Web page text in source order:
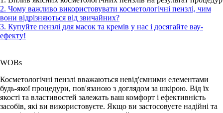
2. Чому важливо використовувати косметологічні пензлі, чим
вони відрізняються від звичайних?
3. Купуйте пензлі для масок та кремів у нас і досягайте вау-
ефекту!
WOBs
Косметологічні пензлі вважаються невід'ємними елементами
будь-якої процедури, пов'язаною з доглядом за шкірою. Від їх
якості та властивостей залежать ваш комфорт і ефективність
засобів, які ви використовуєте. Якщо ви застосовуєте надійні та